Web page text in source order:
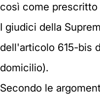
così come
I giudici della
dell'articolo 615-bis
domicilio).
Secondo le